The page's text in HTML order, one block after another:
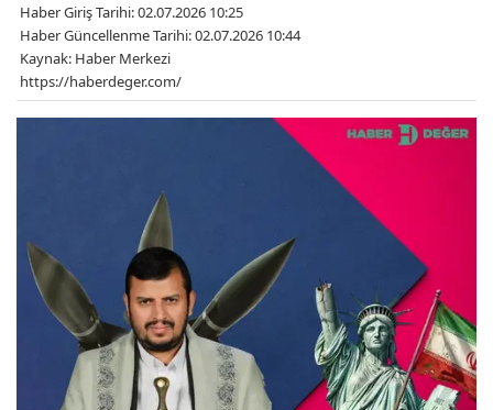
Haber Giriş Tarihi: 02.07.2026 10:25
Haber Güncellenme Tarihi: 02.07.2026 10:44
Kaynak: Haber Merkezi
https://haberdeger.com/